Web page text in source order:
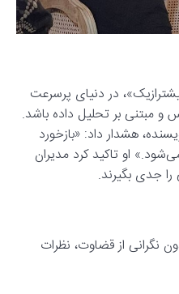
در دنیای پرسرعت
و مبتنی بر تحلیل داده باشد.
هشدار داد: «بازخورد
او تاکید کرد مدیران
را جدی بگیرند.
نگرانی از قضاوت، نظرات